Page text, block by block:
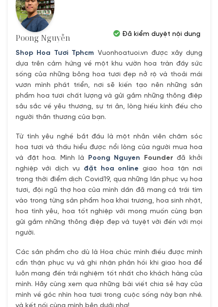
Poong Nguyễn
Shop Hoa Tươi Tphcm Vuonhoatuoi.vn được xây dựng
dựa trên cảm hứng về một khu vườn hoa tràn đầy sức
sống của những bông hoa tươi đẹp nở rộ và thoải mái
vươn mình phát triển, nơi sẽ kiến tạo nên những sản
phẩm hoa tươi chất lượng và gửi gắm những thông điệp
sâu sắc về yêu thương, sự tri ân, lòng hiếu kính đếu cho
người thân thương của bạn.
Từ tình yêu nghề bắt đầu là một nhân viên chăm sóc
hoa tươi và thấu hiểu được nổi lòng của người mua hoa
và đặt hoa. Mình là
Poong Nguyen Founder đã khởi
nghiệp với dịch vụ đặt hoa online giao hoa tận nơi
trong thời điểm dịch Covid19, qua những lần phục vụ hoa
tươi, đội ngũ thợ hoa của mình dần đã mang cả trái tím
vào trong từng sản phẩm hoa khai trương, hoa sinh nhật,
hoa tình yêu, hoa tốt nghiệp với mong muốn cùng bạn
gửi gắm những thông điệp đẹp và tuyệt vời đến với mọi
người.
Các sản phẩm cho dù là Hoa chúc mình điều được mình
cẩn thận phục vụ và ghi nhận phản hồi khi giao hoa để
luôn mang đến trải nghiệm tốt nhất cho khách hàng của
mình. Hãy cùng xem qua những bài viết chia sẻ hay của
mình về góc nhìn hoa tươi trong cuộc sống này bạn nhé.
Đã kiểm duyệt nội dung